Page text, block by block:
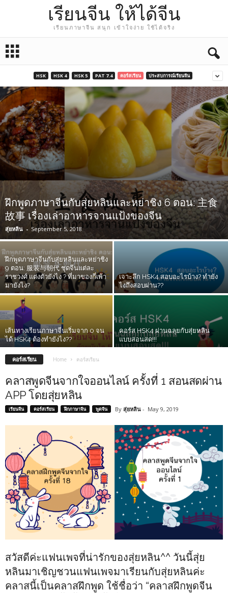
เรียนจีน ให้ได้จีน
เรียนภาษาจีน สนุก เข้าใจง่าย ใช้ได้จริง
HSK HSK 4 HSK 5 PAT 7.4 คอร์สเรียน ประสบการณ์เรียนจีน
ฝึกพูดภาษาจีนกับสุ่ยหลินและหย่าชิง 6 ตอน: 主食
故事 เรื่องเล่าอาหารจานแป้งของจีน
สุ่ยหลิน - September 5, 2018
ฝึกพูดภาษาจีนกับสุ่ยหลินและหย่าชิง
9 ตอน: 服装与朝代 ชุดจีนแต่ละ
ราชวงศ์ แต่งตัวยังไง ? ที่มาของกี่เพ้า
มายังไง?
เจาะลึก HSK4 สอบอะไรบ้าง? ทำยัง
ไงถึงสอบผ่าน??
เส้นทางเรียนภาษาจีนเริ่มจาก 0 จน
ได้ HSK4 ต้องทำยังไง??
คอร์ส HSK4 ผ่านฉลุยกับสุ่ยหลิน
แบบสอนสด!!!
คอร์สเรียน Home คอร์สเรียน
คลาสพูดจีนจากใจออนไลน์ ครั้งที่ 1 สอนสดผ่าน
APP โดยสุ่ยหลิน
เรียนจีน คอร์สเรียน ฝึกภาษาจีน พูดจีน By สุ่ยหลิน - May 9, 2019
สวัสดีค่ะแฟนเพจที่น่ารักของสุ่ยหลิน^^ วันนี้สุ่ย
หลินมาเชิญชวนแฟนเพจมาเรียนกับสุ่ยหลินค่ะ
คลาสนี้เป็นคลาสฝึกพูด ใช้ชื่อว่า “คลาสฝึกพูดจีน